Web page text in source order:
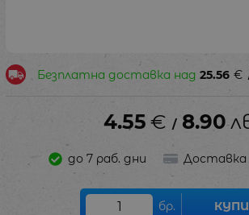
Безплатна доставка над 25.56 €
4.55 € / 8.90
до 7 раб. дни Доставка
бр. КУПИ